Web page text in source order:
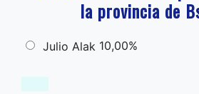
la provincia de
Julio Alak 10,00%